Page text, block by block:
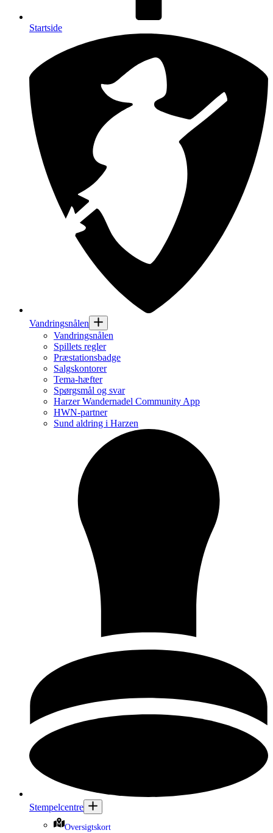
Startside
Vandringsnålen
Vandringsnålen
Spillets regler
Præstationsbadge
Salgskontorer
Tema-hæfter
Spørgsmål og svar
Harzer Wandernadel Community App
HWN-partner
Sund aldring i Harzen
Stempelcentre
Oversigtskort